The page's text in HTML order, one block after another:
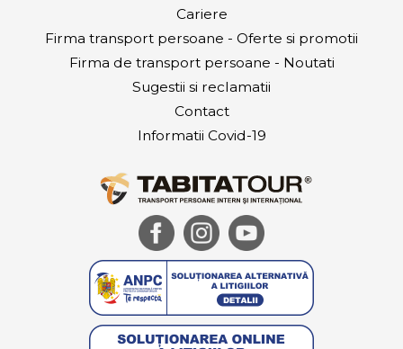
Cariere
Firma transport persoane - Oferte si promotii
Firma de transport persoane - Noutati
Sugestii si reclamatii
Contact
Informatii Covid-19